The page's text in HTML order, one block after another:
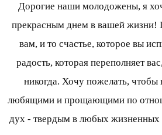
Дорогие наши молодожены, я
прекрасным днем в вашей жизни!
вам, и то счастье, которое вы
радость, которая переполняет
никогда. Хочу пожелать,
любящими и прощающими по
дух - твердым в любых жизненных